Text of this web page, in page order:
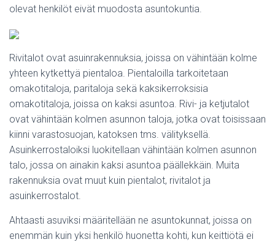
olevat henkilöt eivät muodosta asuntokuntia.
Rivitalot ovat asuinrakennuksia, joissa on vähintään kolme
yhteen kytkettyä pientaloa. Pientaloilla tarkoitetaan
omakotitaloja, paritaloja sekä kaksikerroksisia
omakotitaloja, joissa on kaksi asuntoa. Rivi- ja ketjutalot
ovat vähintään kolmen asunnon taloja, jotka ovat toisissaan
kiinni varastosuojan, katoksen tms. välityksellä.
Asuinkerrostaloiksi luokitellaan vähintään kolmen asunnon
talo, jossa on ainakin kaksi asuntoa päällekkäin. Muita
rakennuksia ovat muut kuin pientalot, rivitalot ja
asuinkerrostalot.
Ahtaasti asuviksi määritellään ne asuntokunnat, joissa on
enemmän kuin yksi henkilö huonetta kohti, kun keittiötä ei